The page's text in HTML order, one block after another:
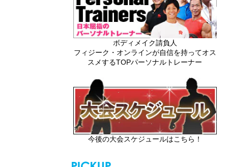
ボディメイク請負人
フィジーク・オンラインが自信を持ってオス
スメするTOPパーソナルトレーナー
今後の大会スケジュールはこちら！